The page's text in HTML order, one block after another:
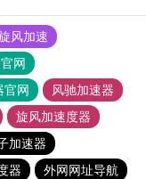
风加速
网
官网
风驰加速器
旋风加速度器
加速器
器
外网网址导航